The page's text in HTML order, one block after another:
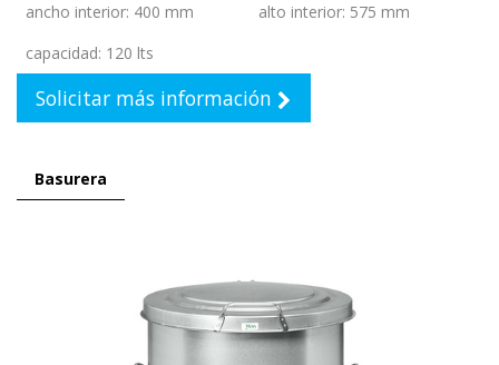
ancho interior: 400 mm alto interior: 575 mm
capacidad: 120 lts
Solicitar más información
Basurera